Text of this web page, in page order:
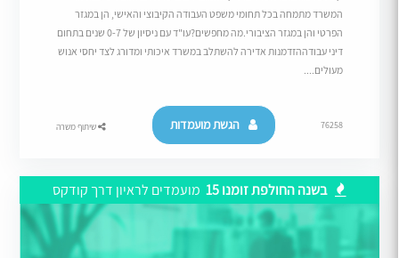
המשרד מתמחה בכל תחומי משפט העבודה הקיבוצי והאישי, הן במגזר
הפרטי והן במגזר הציבורי.מה מחפשים?עו"ד עם ניסיון של 0-7 שנים בתחום
דיני עבודההזדמנות אדירה להשתלב במשרד איכותי ומדורג לצד יחסי אנוש
מעולים....
76258 הגשת מועמדות שיתוף משרה
בשנה החולפת זומנו 15 מועמדים לראיון דרך קודקס